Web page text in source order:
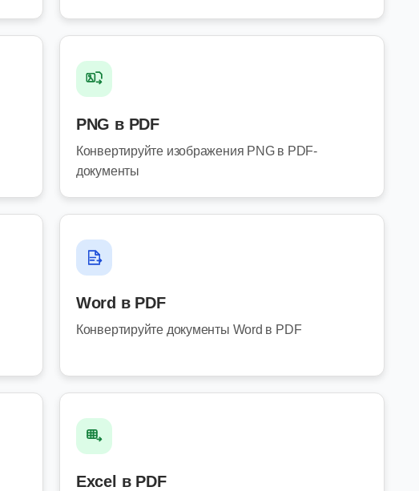
PNG в PDF
Конвертируйте изображения PNG в PDF-
документы
Word в PDF
Конвертируйте документы Word в PDF
Excel в PDF